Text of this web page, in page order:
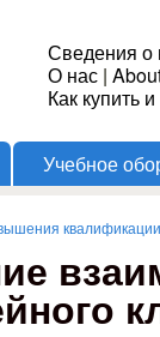
Сведения о
О нас |
Как купить
Учебное